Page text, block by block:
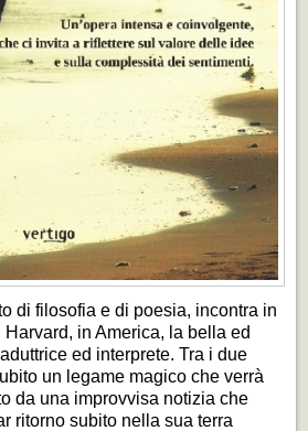
di filosofia e di poesia, incontra in
in America, la bella ed
ed interprete. Tra i due
un legame magico che verrà
da una improvvisa notizia che
ritorno subito nella sua terra